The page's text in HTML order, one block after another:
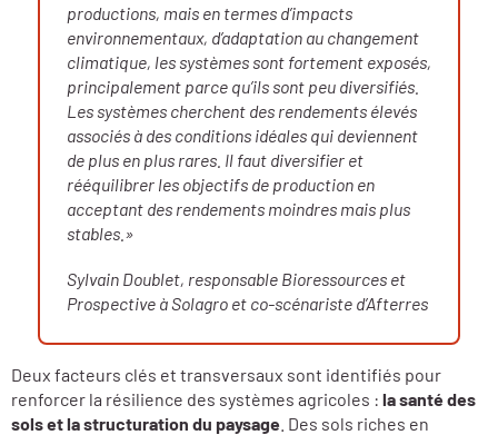
productions, mais en termes d’impacts
environnementaux, d’adaptation au changement
climatique, les systèmes sont fortement exposés,
principalement parce qu’ils sont peu diversifiés.
Les systèmes cherchent des rendements élevés
associés à des conditions idéales qui deviennent
de plus en plus rares. Il faut diversifier et
rééquilibrer les objectifs de production en
acceptant des rendements moindres mais plus
stables.»
Sylvain Doublet, responsable Bioressources et
Prospective à Solagro et co-scénariste d’Afterres
Deux facteurs clés et transversaux sont identifiés pour
renforcer la résilience des systèmes agricoles : la santé des
sols et la structuration du paysage . Des sols riches en